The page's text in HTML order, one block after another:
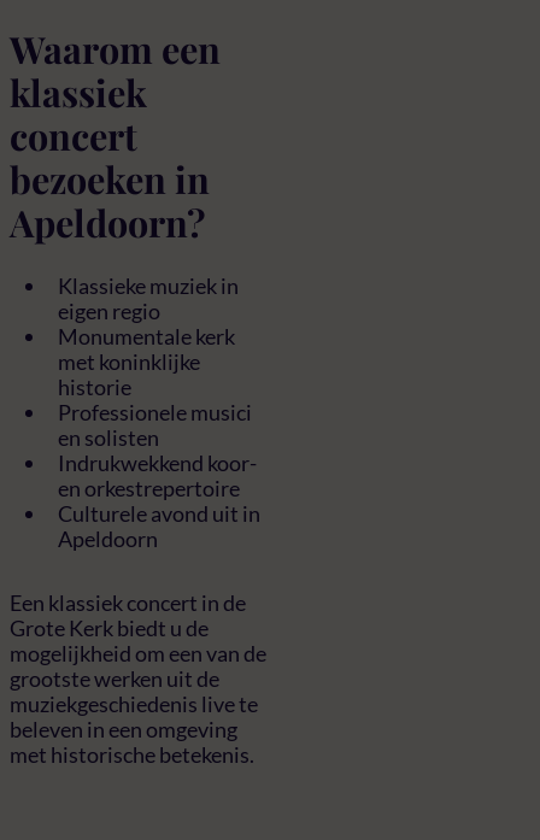
Waarom een
klassiek
concert
bezoeken in
Apeldoorn?
Klassieke muziek in
eigen regio
Monumentale kerk
met koninklijke
historie
Professionele musici
en solisten
Indrukwekkend koor-
en orkestrepertoire
Culturele avond uit in
Apeldoorn
Een klassiek concert in de
Grote Kerk biedt u de
mogelijkheid om een van de
grootste werken uit de
muziekgeschiedenis live te
beleven in een omgeving
met historische betekenis.